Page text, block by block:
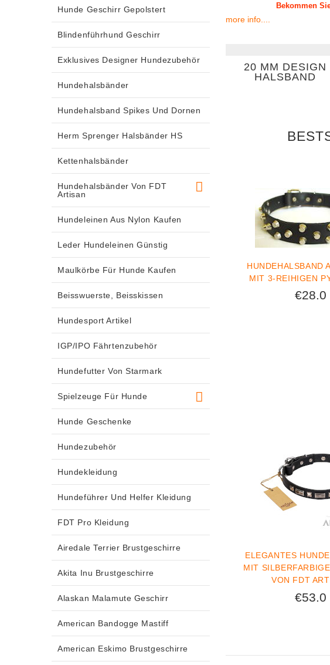
Bekommen
more info....
20 MM DESIGN
HALSBAND
HUNDEHALSBAND
MIT 3-REIHIGEN
€28.0
ELEGANTES
MIT
VON FDT
€53.0
Hunde Geschirr Gepolstert
Blindenführhund Geschirr
Exklusives Designer Hundezubehör
Hundehalsbänder
Hundehalsband Spikes Und Dornen
Herm Sprenger Halsbänder HS
Kettenhalsbänder
Hundehalsbänder Von FDT
Artisan
Hundeleinen Aus Nylon Kaufen
Leder Hundeleinen Günstig
Maulkörbe Für Hunde Kaufen
Beisswuerste, Beisskissen
Hundesport Artikel
IGP/IPO Fährtenzubehör
Hundefutter Von Starmark
Spielzeuge Für Hunde
Hunde Geschenke
Hundezubehör
Hundekleidung
Hundeführer Und Helfer Kleidung
FDT Pro Kleidung
Airedale Terrier Brustgeschirre
Akita Inu Brustgeschirre
Alaskan Malamute Geschirr
American Bandogge Mastiff
American Eskimo Brustgeschirre